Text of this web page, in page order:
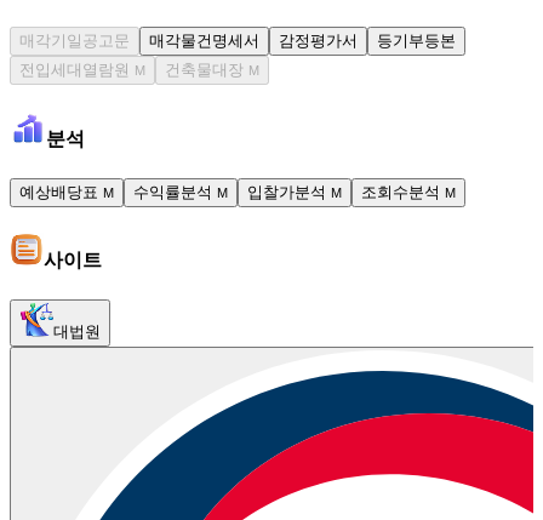
매각기일공고문 매각물건명세서 감정평가서
등기부등본
전입세대열람원
M 건축물대장 M
분석
예상배당표 M 수익률분석 M 입찰가분석 M 조회수분석 M
사이트
대법원